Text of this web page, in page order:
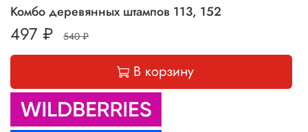
Комбо деревянных штампов 113, 152
497 ₽ 540 ₽
В корзину